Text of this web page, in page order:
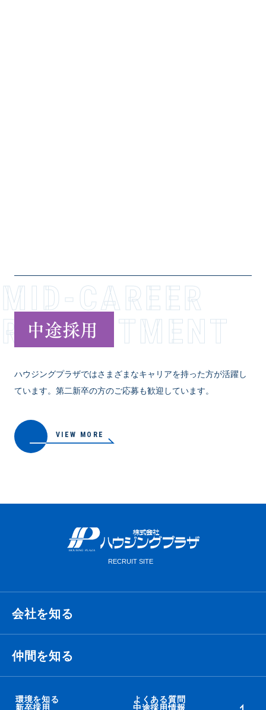
MID-CAREER
RECR­U­I­T­M­E­N­T
中途採用
ハウジングプラザではさまざまなキャリアを持った方が活躍し
ています。第二新卒の方のご応募も歓迎しています。
VIEW MORE
会社を知る
経営理念・ビジョン・ミッション
仲間を知る
衛藤 侑也
環境を知る よくある質問
新卒採用 中途採用情報